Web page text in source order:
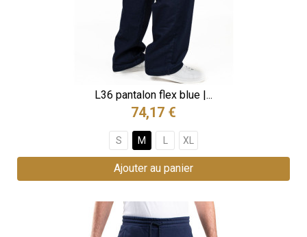
L36 pantalon flex blue |...
74,17 €
S M XL
Ajouter au panier